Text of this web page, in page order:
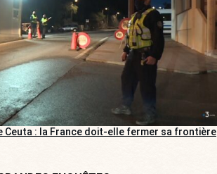
Ceuta : la France doit-elle fermer sa frontière